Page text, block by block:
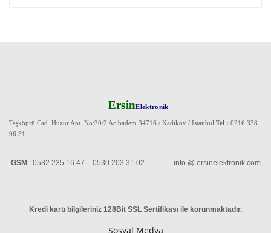
ErsinElektronik
Taşköprü Cad. Huzur Apt. No:30/2 Acıbadem 34716 / Kadıköy / Istanbul Tel : 0216 338
96 31
GSM : 0532 235 16 47 - 0530 203 31 02 info @ ersinelektronik.com
Kredi kartı bilgileriniz 128Bit SSL Sertifikası ile korunmaktadır.
Sosyal Medya